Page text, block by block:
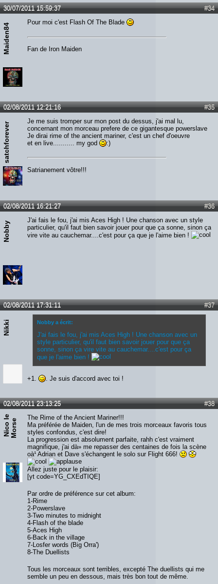
#34
30/07/2011 15:59:37
Maiden84
Pour moi c'est Flash Of The Blade
Fan de Iron Maiden
#35
02/08/2011 12:21:16
satchforever
Je me suis tromper sur mon post du dessus, j'ai mal lu,
concernant mon morceau prefere de ce gigantesque powerslave
Je dirai rime of the ancient mariner, c'est un chef d'oeuvre
et en live........... my god
:)
Satrianement vôtre!!!
#36
02/08/2011 16:21:27
Nobby
J'ai fais le fou, j'ai mis Aces High ! Une chanson avec un style
particulier, qu'il faut bien savoir jouer pour que ça sonne, sinon ça
vire vite au cauchemar....c'est pour ça que je l'aime bien !
#37
02/08/2011 17:31:11
Nikki Nobby a écrit:
J'ai fais le fou, j'ai mis Aces High ! Une chanson avec un
style particulier, qu'il faut bien savoir jouer pour que ça
sonne, sinon ça vire vite au cauchemar....c'est pour ça
que je l'aime bien !
+1. . Je suis d'accord avec toi !
#38
02/08/2011 23:13:25
N
i
c
ol
e
M
o
r
se
The Rime of the Ancient Mariner!!!
Ma préférée de Maiden, l'un de mes trois morceaux favoris tous
styles confondus, c'est dire!
La progression est absolument parfaite, rahh c'est vraiment
magnifique, j'ai dà» me repasser des centaines de fois la scène
oà¹ Adrian et Dave s'échangent le solo sur Flight 666!
Allez juste pour le plaisir:
[yt code=YG_CXEdTIQE]
Par ordre de préférence sur cet album:
1-Rime
2-Powerslave
3-Two minutes to midnight
4-Flash of the blade
5-Aces High
6-Back in the village
7-Losfer words (Big Orra')
8-The Duellists
Tous les morceaux sont terribles, excepté The duellists qui me
semble un peu en dessous, mais très bon tout de même.